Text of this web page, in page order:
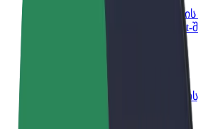
დარეგისტრირდი
დაამატე შენი ავტოპარკი
Bolt ბიზნესისთვის
Bolt-ის პროდუქტები და